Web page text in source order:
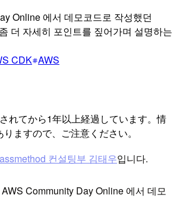
Online 에서 데모코드로 작성했던
더 자세히 포인트를 짚어가며 설명하는
CDK AWS
れてから1年以上経過しています。情
ますので、ご注意ください。
컨설팅부 김태우입니다.
Community Day Online 에서 데모